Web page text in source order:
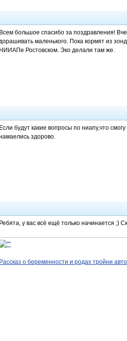
Всем большое спасибо за поздравления!
маленького. Пока кормят из
НИИАПе Ростовском. Эко делали там же.
Если будут какие вопросы по ниапу,что
здорово.
Ребята, у вас всё ещё только начинается ;)
Рассказ о беременности и родах тройни